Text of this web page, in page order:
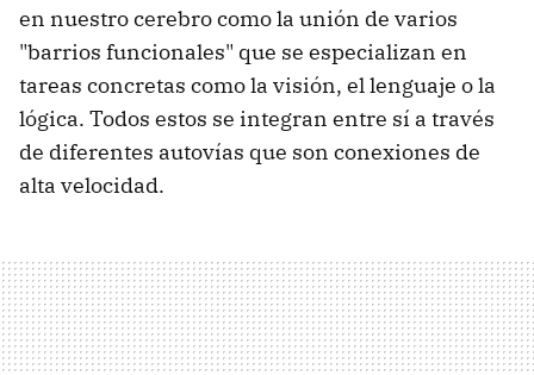
en nuestro cerebro como la unión de varios
"barrios funcionales" que se especializan en
tareas concretas como la visión, el lenguaje o la
lógica. Todos estos se integran entre sí a través
de diferentes autovías que son conexiones de
alta velocidad.